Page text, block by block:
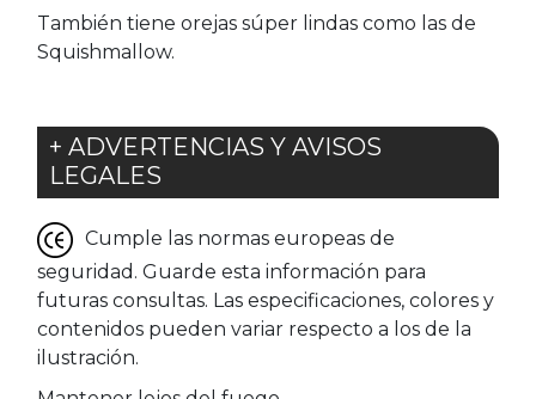
También tiene orejas súper lindas como las de
Squishmallow.
+ ADVERTENCIAS Y AVISOS
LEGALES
Cumple las normas europeas de
seguridad. Guarde esta información para
futuras consultas. Las especificaciones, colores y
contenidos pueden variar respecto a los de la
ilustración.